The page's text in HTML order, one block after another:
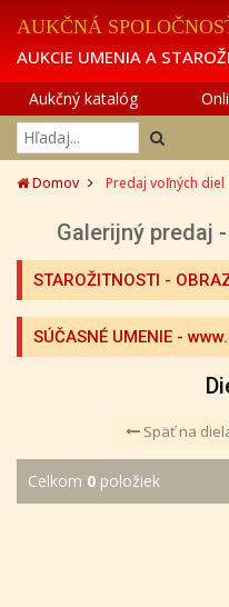
AUKČNÁ
AUKCIE UMENIA A
Aukčný katalóg
Domov Predaj voľných diel
Galerijný predaj
STAROŽITNOSTI -
SÚČASNÉ UMENIE -
Späť na
Celkom 0 položiek